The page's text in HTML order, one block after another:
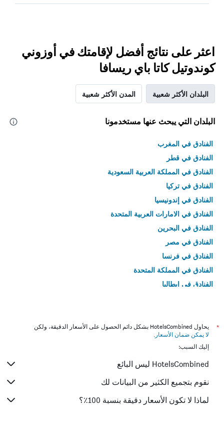
اعثر على نتائج أفضل لإقامتك في أوزوني
كوندوتيل كاتا باي ريسافا
البلدان الأكثر شعبية المدن الأكثر شعبية
البلدان التي يبحث عنها مستخدمونا
الفنادق في المغرب
الفنادق في قطر
الفنادق في المملكة العربية السعودية
الفنادق في تركيا
الفنادق في إندونيسيا
الفنادق في الامارات العربية المتحدة
الفنادق في البحرين
الفنادق في مصر
الفنادق في فرنسا
الفنادق في المملكة المتحدة
الفنادق في إيطاليا
*
يحاول HotelsCombined بشكل دائم الحصول على الأسعار الدقيقة، ولكن
لا يمكن ضمان الأسعار .
إليك السبب:
HotelsCombined ليس البائع
نقوم بتجميع الكثير من البيانات لك
لماذا لا تكون الأسعار دقيقة بنسبة 100٪؟